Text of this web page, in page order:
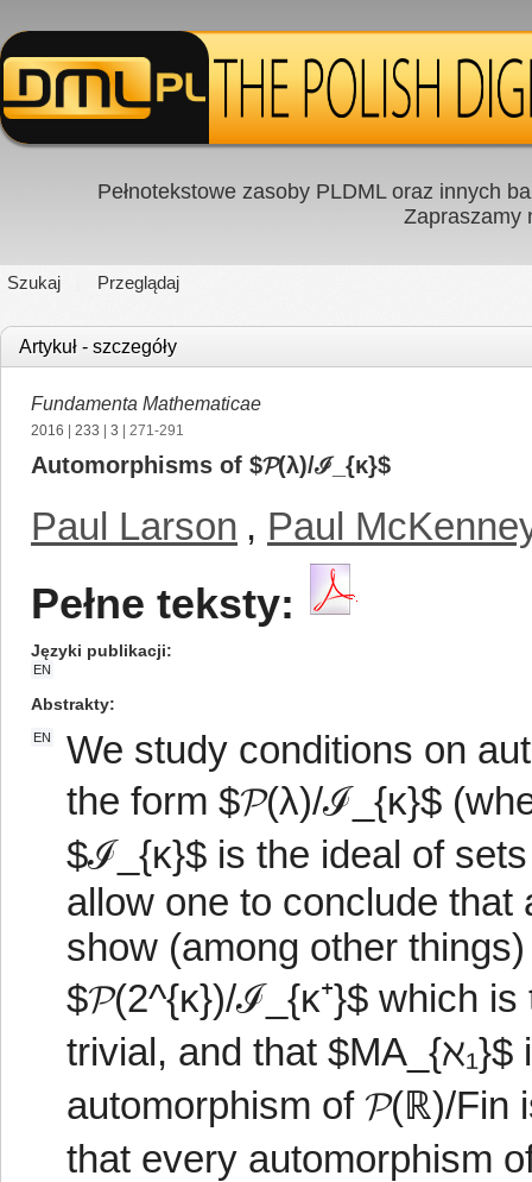
Pełnotekstowe zasoby PLDML oraz innych
Zapraszamy
Szukaj Przeglądaj
Artykuł - szczegóły
Fundamenta Mathematicae
2016 233 3 | 271-291
Automorphisms of $𝓟(λ)/ℐ_{κ}$
Paul Larson , Paul
Pełne teksty:
Języki publikacji
EN
Abstrakty
EN
We study conditions on
the form $𝓟(λ)/ℐ_{κ}$
$ℐ_{κ}$ is the ideal of
allow one to conclude
show (among other
$𝓟(2^{κ})/ℐ_{κ⁺}$ which is
trivial, and that
automorphism of 𝓟(ℝ)/Fin
that every automorphism